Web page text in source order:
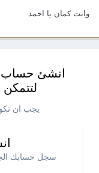
وانت كمان يا احمد
انشئ حساب
يجب ان
سجل حسابك